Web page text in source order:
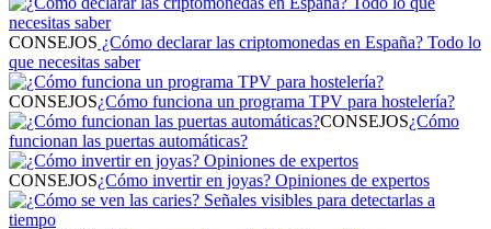
CONSEJOS ¿Cómo declarar las criptomonedas en España? Todo lo
que necesitas saber
CONSEJOS¿Cómo funciona un programa TPV para hostelería?
CONSEJOS¿Cómo
funcionan las puertas automáticas?
CONSEJOS¿Cómo invertir en joyas? Opiniones de expertos